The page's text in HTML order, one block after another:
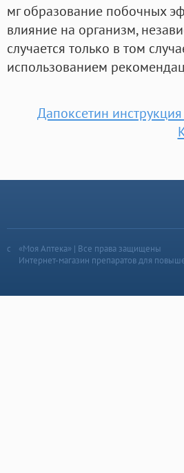
мг образование побочных
влияние на организм,
случается только в том
использованием
Дапоксетин
«Моя Аптека» | Все права защищены
Интернет-магазин препаратов для